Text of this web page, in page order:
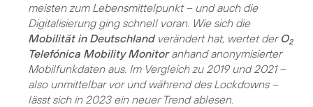
meisten zum Lebensmittelpunkt – und auch die
Digitalisierung ging schnell voran. Wie sich die
Mobilität in Deutschlandverändert hat, wertet der O2
Telefónica Mobility Monitoranhand anonymisierter
Mobilfunkdaten aus. Im Vergleich zu 2019 und 2021 –
also unmittelbar vor und während des Lockdowns –
lässt sich in 2023 ein neuer Trend ablesen.